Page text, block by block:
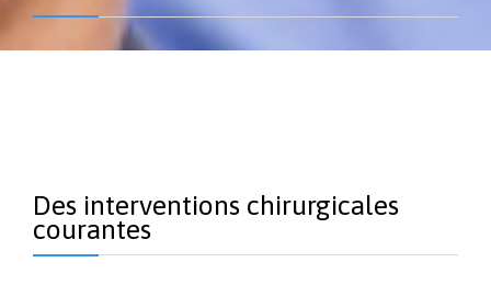
Des interventions chirurgicales
courantes